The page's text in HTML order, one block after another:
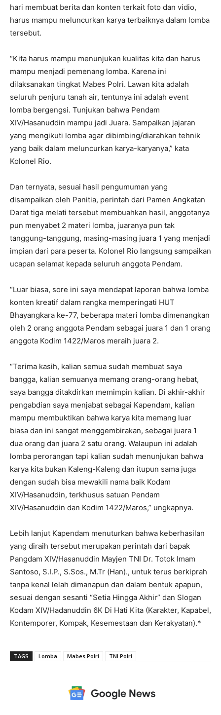
hari membuat berita dan konten terkait foto dan vidio,
harus mampu meluncurkan karya terbaiknya dalam lomba
tersebut.
“Kita harus mampu menunjukan kualitas kita dan harus
mampu menjadi pemenang lomba. Karena ini
dilaksanakan tingkat Mabes Polri. Lawan kita adalah
seluruh penjuru tanah air, tentunya ini adalah event
lomba bergengsi. Tunjukan bahwa Pendam
XIV/Hasanuddin mampu jadi Juara. Sampaikan jajaran
yang mengikuti lomba agar dibimbing/diarahkan tehnik
yang baik dalam meluncurkan karya-karyanya,” kata
Kolonel Rio.
Dan ternyata, sesuai hasil pengumuman yang
disampaikan oleh Panitia, perintah dari Pamen Angkatan
Darat tiga melati tersebut membuahkan hasil, anggotanya
pun menyabet 2 materi lomba, juaranya pun tak
tanggung-tanggung, masing-masing juara 1 yang menjadi
impian dari para peserta. Kolonel Rio langsung sampaikan
ucapan selamat kepada seluruh anggota Pendam.
“Luar biasa, sore ini saya mendapat laporan bahwa lomba
konten kreatif dalam rangka memperingati HUT
Bhayangkara ke-77, beberapa materi lomba dimenangkan
oleh 2 orang anggota Pendam sebagai juara 1 dan 1 orang
anggota Kodim 1422/Maros meraih juara 2.
“Terima kasih, kalian semua sudah membuat saya
bangga, kalian semuanya memang orang-orang hebat,
saya bangga ditakdirkan memimpin kalian. Di akhir-akhir
pengabdian saya menjabat sebagai Kapendam, kalian
mampu membuktikan bahwa karya kita memang luar
biasa dan ini sangat menggembirakan, sebagai juara 1
dua orang dan juara 2 satu orang. Walaupun ini adalah
lomba perorangan tapi kalian sudah menunjukan bahwa
karya kita bukan Kaleng-Kaleng dan itupun sama juga
dengan sudah bisa mewakili nama baik Kodam
XIV/Hasanuddin, terkhusus satuan Pendam
XIV/Hasanuddin dan Kodim 1422/Maros,” ungkapnya.
Lebih lanjut Kapendam menuturkan bahwa keberhasilan
yang diraih tersebut merupakan perintah dari bapak
Pangdam XIV/Hasanuddin Mayjen TNI Dr. Totok Imam
Santoso, S.I.P., S.Sos., M.Tr (Han)., untuk terus berkiprah
tanpa kenal lelah dimanapun dan dalam bentuk apapun,
sesuai dengan sesanti “Setia Hingga Akhir” dan Slogan
Kodam XIV/Hadanuddin 6K Di Hati Kita (Karakter, Kapabel,
Kontemporer, Kompak, Kesemestaan dan Kerakyatan).*
TAGS Lomba Mabes Polri TNI Polri